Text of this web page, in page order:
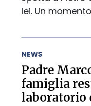
lei. Un
NEWS
Padre
famiglia
laboratorio